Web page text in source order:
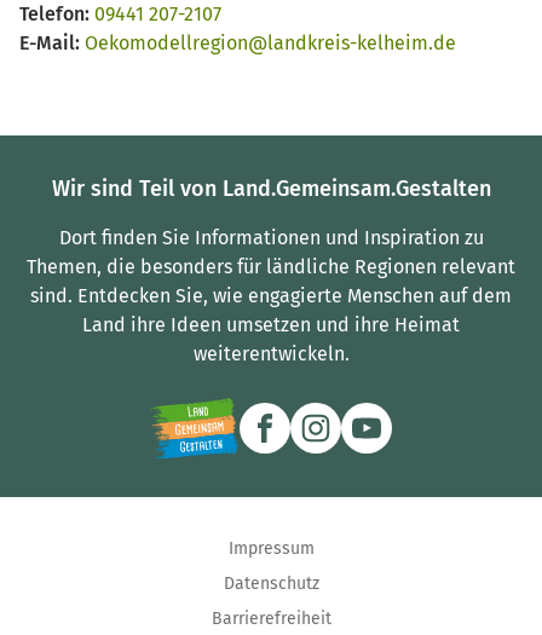
Telefon: 09441 207-2107
E-Mail: Oekomodellregion@landkreis-kelheim.de
Wir sind Teil von Land.Gemeinsam.Gestalten
Dort finden Sie Informationen und Inspiration zu
Themen, die besonders für ländliche Regionen relevant
sind. Entdecken Sie, wie engagierte Menschen auf dem
Land ihre Ideen umsetzen und ihre Heimat
weiterentwickeln.
Impressum
Datenschutz
Barrierefreiheit